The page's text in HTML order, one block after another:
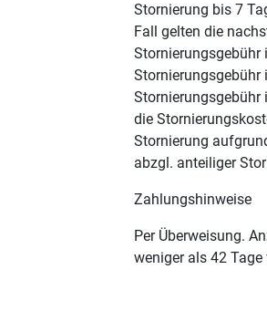
Stornierung bis 7
Fall gelten die
Stornierungsgebühr
Stornierungsgebühr
Stornierungsgebühr
die
Stornierung
abzgl. anteiliger
Zahlungshinweise
Per Überweisung.
weniger als 42